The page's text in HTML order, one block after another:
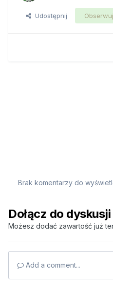
Udostępnij
Brak komentarzy do
Dołącz do dyskusji
Możesz dodać zawartość już
Add a comment...